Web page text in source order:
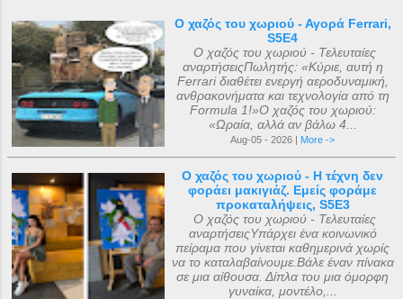
Ο χαζός του χωριού - Αγορά Ferrari,
S5E4
Ο χαζός του χωριού - Τελευταίες
αναρτήσειςΠωλητής: «Κύριε, αυτή η
Ferrari διαθέτει ενεργή αεροδυναμική,
ανθρακονήματα και τεχνολογία από τη
Formula 1!»Ο χαζός του χωριού:
«Ωραία, αλλά αν βάλω 4...
Aug-05 - 2026 | More ->
Ο χαζός του χωριού - Η τέχνη δεν
φοράει μακιγιάζ. Εμείς φοράμε
προκαταλήψεις, S5E3
Ο χαζός του χωριού - Τελευταίες
αναρτήσειςΥπάρχει ένα κοινωνικό
πείραμα που γίνεται καθημερινά χωρίς
να το καταλαβαίνουμε.Βάλε έναν πίνακα
σε μια αίθουσα. Δίπλα του μια όμορφη
γυναίκα, μοντέλο,...